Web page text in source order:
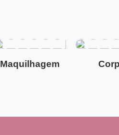
Maquilhagem